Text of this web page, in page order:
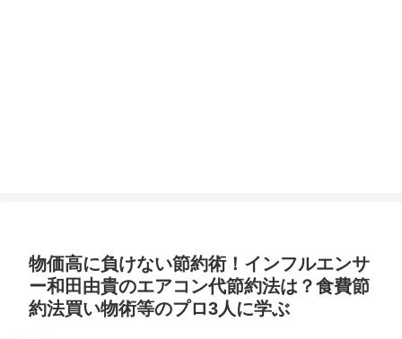
物価高に負けない節約術！インフルエンサ
ー和田由貴のエアコン代節約法は？食費節
約法買い物術等のプロ3人に学ぶ